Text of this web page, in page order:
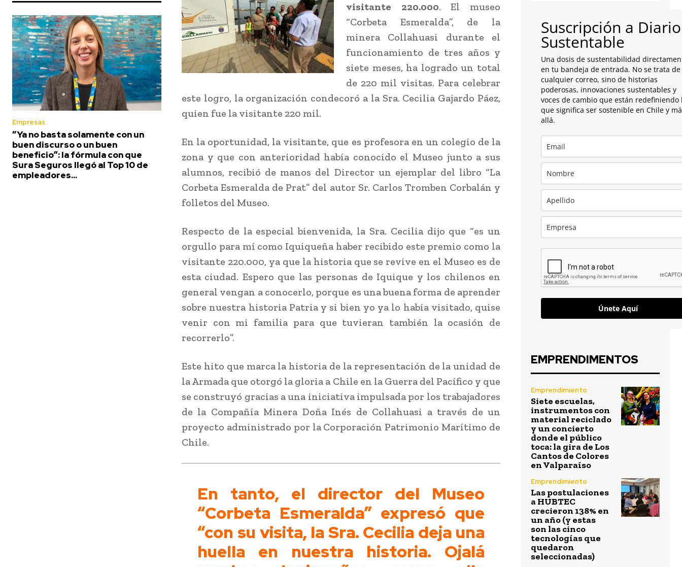
Empresas
“Ya no basta solamente con un
buen discurso o un buen
beneficio”: la fórmula con que
Sura Seguros llegó al Top 10 de
empleadores...
visitante 220.000. El museo
“Corbeta Esmeralda”, de la
minera Collahuasi durante el
funcionamiento de tres años y
siete meses, ha logrado un total
de 220 mil visitas. Para celebrar
este logro, la organización condecoró a la Sra. Cecilia Gajardo Páez,
quien fue la visitante 220 mil.
En la oportunidad, la visitante, que es profesora en un colegio de la
zona y que con anterioridad había conocido el Museo junto a sus
alumnos, recibió de manos del Director un ejemplar del libro “La
Corbeta Esmeralda de Prat” del autor Sr. Carlos Tromben Corbalán y
folletos del Museo.
Respecto de la especial bienvenida, la Sra. Cecilia dijo que “es un
orgullo para mí como Iquiqueña haber recibido este premio como la
visitante 220.000, ya que la historia que se revive en el Museo es de
esta ciudad. Espero que las personas de Iquique y los chilenos en
general vengan a conocerlo, porque es una buena forma de aprender
sobre nuestra historia Patria y si bien yo ya lo había visitado, quise
venir con mi familia para que tuvieran también la ocasión de
recorrerlo”.
Este hito que marca la historia de la representación de la unidad de
la Armada que otorgó la gloria a Chile en la Guerra del Pacífico y que
se construyó gracias a una iniciativa impulsada por los trabajadores
de la Compañía Minera Doña Inés de Collahuasi a través de un
proyecto administrado por la Corporación Patrimonio Marítimo de
Chile.
En tanto, el director del Museo
“Corbeta Esmeralda” expresó que
“con su visita, la Sra. Cecilia deja una
huella en nuestra historia. Ojalá
Suscripción a Diario
Sustentable
Una dosis de sustentabilidad
en tu bandeja de entrada. No se trata de
cualquier correo, sino de historias
poderosas, innovaciones sustentables y
voces de cambio que están redefiniendo
que significa ser sostenible en Chile y
allá.
Únete Aquí
EMPRENDIMENTOS
Emprendimiento
Siete escuelas,
instrumentos con
material reciclado
y un concierto
donde el público
toca: la gira de Los
Cantos de Colores
en Valparaíso
Emprendimiento
Las postulaciones
a HUBTEC
crecieron 138% en
un año (y estas
son las cinco
tecnologías que
quedaron
seleccionadas)